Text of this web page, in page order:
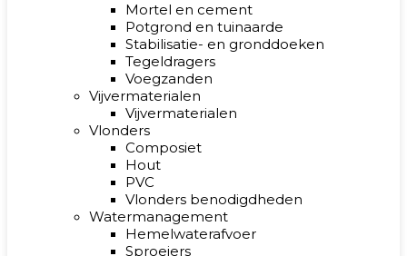
Mortel en cement
Potgrond en tuinaarde
Stabilisatie- en gronddoeken
Tegeldragers
Voegzanden
Vijvermaterialen
Vijvermaterialen
Vlonders
Composiet
Hout
PVC
Vlonders benodigdheden
Watermanagement
Hemelwaterafvoer
Sproeiers